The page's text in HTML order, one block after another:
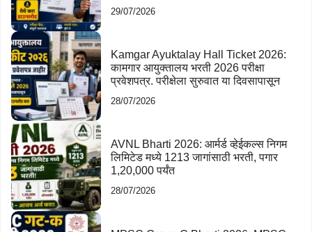
29/07/2026
Kamgar Ayuktalay Hall Ticket 2026:
कामगार आयुक्तालय भरती 2026 परीक्षा
प्रवेशपत्र. परीक्षेला सुरुवात या दिवसापासून
28/07/2026
AVNL Bharti 2026: आर्मर्ड व्हेईकल्स निगम
लिमिटेड मध्ये 1213 जागांसाठी भरती, पगार
1,20,000 पर्यंत
28/07/2026